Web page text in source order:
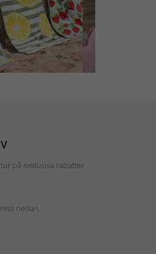
på exklusiva rabatter
nedan.